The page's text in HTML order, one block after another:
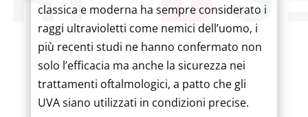
classica e moderna ha sempre considerato i
raggi ultravioletti come nemici dell’uomo, i
più recenti studi ne hanno confermato non
solo l’efficacia ma anche la sicurezza nei
trattamenti oftalmologici, a patto che gli
UVA siano utilizzati in condizioni precise.